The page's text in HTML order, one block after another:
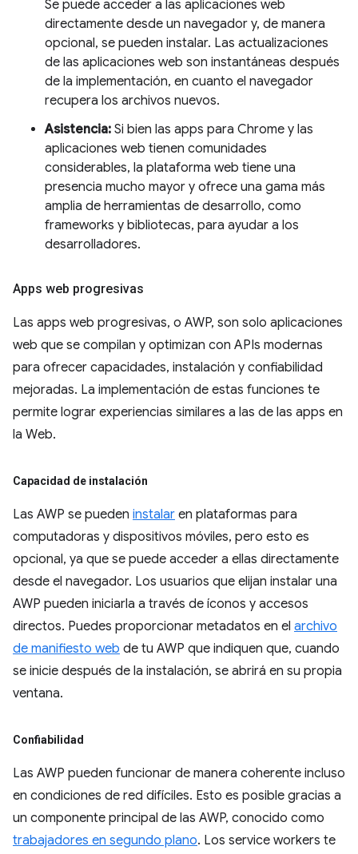
Se puede acceder a las aplicaciones web
directamente desde un navegador y, de manera
opcional, se pueden instalar. Las actualizaciones
de las aplicaciones web son instantáneas después
de la implementación, en cuanto el navegador
recupera los archivos nuevos.
Asistencia: Si bien las apps para Chrome y las
aplicaciones web tienen comunidades
considerables, la plataforma web tiene una
presencia mucho mayor y ofrece una gama más
amplia de herramientas de desarrollo, como
frameworks y bibliotecas, para ayudar a los
desarrolladores.
Apps web progresivas
Las apps web progresivas, o AWP, son solo aplicaciones
web que se compilan y optimizan con APIs modernas
para ofrecer capacidades, instalación y confiabilidad
mejoradas. La implementación de estas funciones te
permite lograr experiencias similares a las de las apps en
la Web.
Capacidad de instalación
Las AWP se pueden instalar en plataformas para
computadoras y dispositivos móviles, pero esto es
opcional, ya que se puede acceder a ellas directamente
desde el navegador. Los usuarios que elijan instalar una
AWP pueden iniciarla a través de íconos y accesos
directos. Puedes proporcionar metadatos en el archivo
de manifiesto web de tu AWP que indiquen que, cuando
se inicie después de la instalación, se abrirá en su propia
ventana.
Confiabilidad
Las AWP pueden funcionar de manera coherente incluso
en condiciones de red difíciles. Esto es posible gracias a
un componente principal de las AWP, conocido como
trabajadores en segundo plano. Los service workers te